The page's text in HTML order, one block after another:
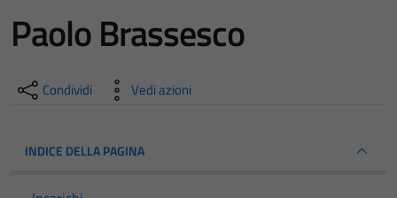
Paolo Brassesco
Condividi Vedi azioni
INDICE DELLA PAGINA